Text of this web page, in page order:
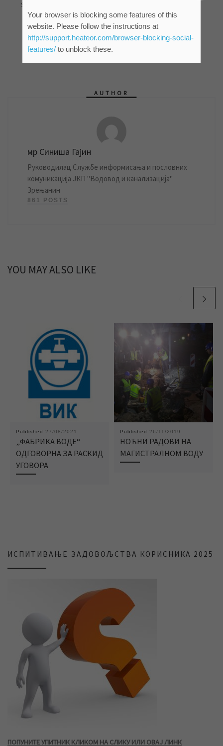
Shares
AUTHOR
мр Синиша Гајин
Руководилац Службе информисања и пословних
комуникација ЈКП "Водовод и канализација"
Зрењанин
861 POSTS
YOU MAY ALSO LIKE
Published 27/08/2021
„ФАБРИКА ВОДЕ“
ОДГОВОРНА ЗА РАСКИД
УГОВОРА
Published 26/11/2019
НОЋНИ РАДОВИ НА
МАГИСТРАЛНОМ ВОДУ
ИСПИТИВАЊЕ ЗАДОВОЉСТВА КОРИСНИКА 2025
ПОПУНИТЕ УПИТНИК КЛИКОМ НА СЛИКУ ИЛИ ОВАЈ ЛИНК
Your browser is blocking some features of this
website. Please follow the instructions at
http://support.heateor.com/browser-blocking-social-
features/to unblock these.